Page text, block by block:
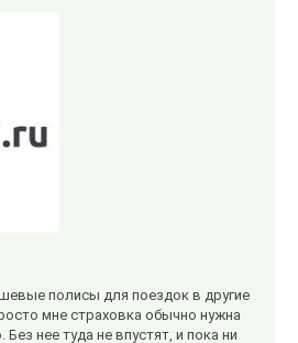
полисы для поездок в другие
мне страховка обычно нужна
нее туда не впустят, и пока ни